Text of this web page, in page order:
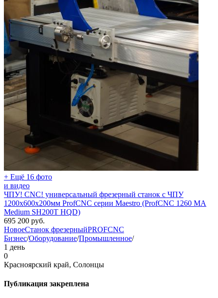
+ Ещё 16 фото
и видео
ЧПУ! CNC! универсальный фрезерный станок с ЧПУ
1200х600х200мм ProfCNC серии Maestro (ProfCNC 1260 MA
Medium SH200T HQD)
695 200 руб.
НовоеСтанок фрезерныйPROFCNC
Бизнес/Оборудование/Промышленное/
1 день
0
Красноярский край, Солонцы
Публикация закреплена